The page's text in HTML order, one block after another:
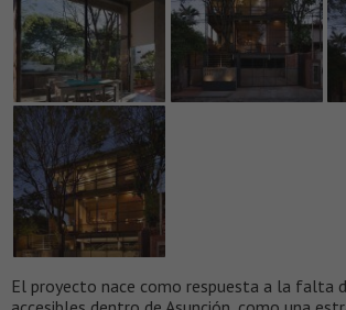
El proyecto nace como respuesta a la falta